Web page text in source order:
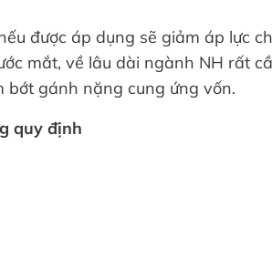
được áp dụng sẽ giảm áp lực
mắt, về lâu dài ngành NH rất
bớt gánh nặng cung ứng vốn.
quy định